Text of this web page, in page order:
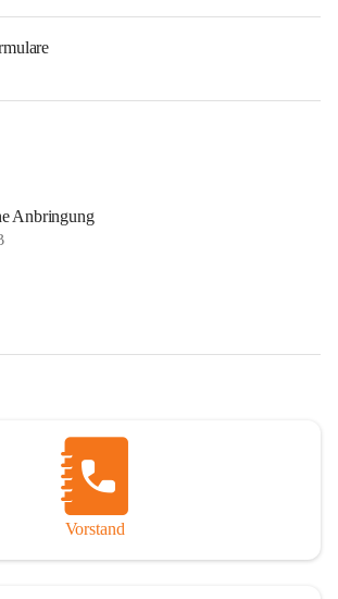
Anbringung
Vorstand